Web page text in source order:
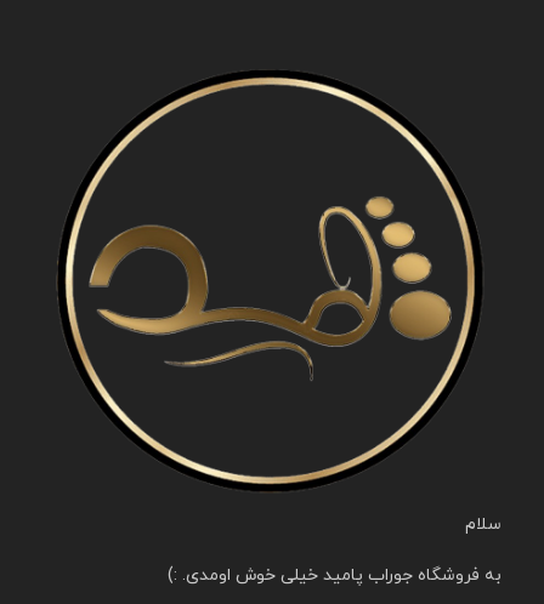
سلام
به فروشگاه جوراب پامید خیلی خوش اومدی. :)